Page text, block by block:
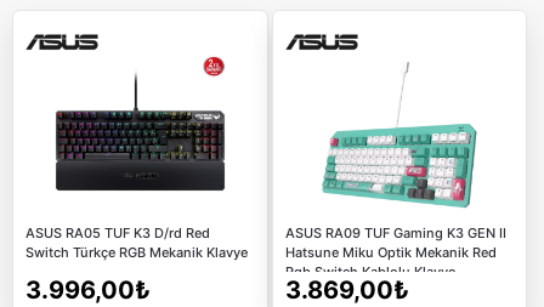
ASUS RA05 TUF K3 D/rd Red
Switch Türkçe RGB Mekanik Klavye
3.996,00₺
ASUS RA09 TUF Gaming K3 GEN II
Hatsune Miku Optik Mekanik Red
Rgb Switch Kablolu Klavye
3.869,00₺